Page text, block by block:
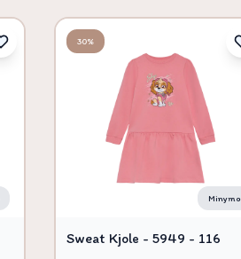
30%
Minymo
Sweat Kjole - 5949 - 116